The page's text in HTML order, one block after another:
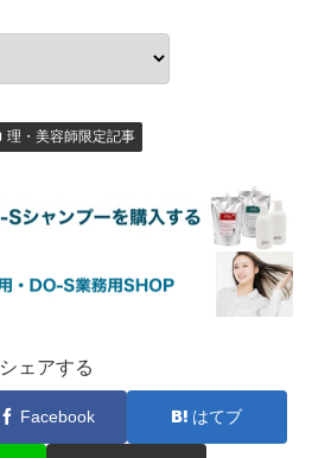
理・美容師限定記事
シェアする
Facebook はてブ